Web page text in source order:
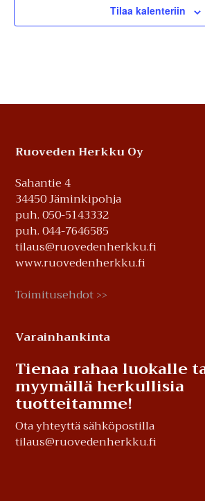
Tilaa kalenteriin
Footer
Ruoveden Herkku Oy
Sahantie 4
34450 Jäminkipohja
puh. 050-5143332
puh. 044-7646585
tilaus@ruovedenherkku.fi
www.ruovedenherkku.fi
Toimitusehdot >>
Varainhankinta
Tienaa rahaa luokalle
myymällä herkullisia
tuotteitamme!
Ota yhteyttä sähköpostilla
tilaus@ruovedenherkku.fi